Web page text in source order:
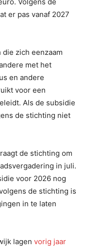
er pas vanaf 2027
zich eenzaam
met het
en andere
voor een
Als de subsidie
de stichting niet
de stichting om
in juli.
voor 2026 nog
de stichting is
in te laten
lagen vorig jaar